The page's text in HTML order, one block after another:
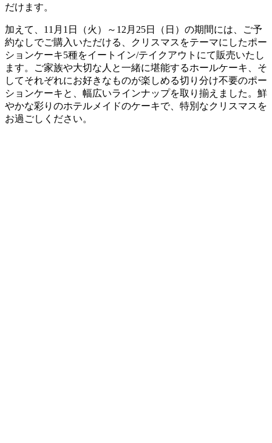
だけます。
加えて、11月1日（火）～12月25日（日）の期間には、ご予
約なしでご購入いただける、クリスマスをテーマにしたポー
ションケーキ5種をイートイン/テイクアウトにて販売いたし
ます。ご家族や大切な人と一緒に堪能するホールケーキ、そ
してそれぞれにお好きなものが楽しめる切り分け不要のポー
ションケーキと、幅広いラインナップを取り揃えました。鮮
やかな彩りのホテルメイドのケーキで、特別なクリスマスを
お過ごしください。